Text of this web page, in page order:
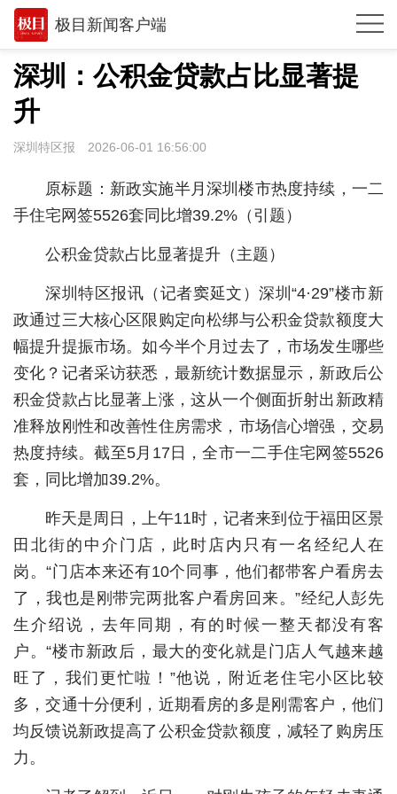
极目新闻客户端
推荐
观点
时政
武汉
世相
环球
专题
极客圈
经济
城建
科教
悠游
相亲
汽车
房产
消费
创意
文化
深圳：公积金贷款占比显著提
升
深圳特区报 2026-06-01 16:56:00
原标题：新政实施半月深圳楼市热度持续，一二
手住宅网签5526套同比增39.2%（引题）
公积金贷款占比显著提升（主题）
深圳特区报讯（记者窦延文）深圳“4·29”楼市新
政通过三大核心区限购定向松绑与公积金贷款额度大
幅提升提振市场。如今半个月过去了，市场发生哪些
变化？记者采访获悉，最新统计数据显示，新政后公
积金贷款占比显著上涨，这从一个侧面折射出新政精
准释放刚性和改善性住房需求，市场信心增强，交易
热度持续。截至5月17日，全市一二手住宅网签5526
套，同比增加39.2%。
昨天是周日，上午11时，记者来到位于福田区景
田北街的中介门店，此时店内只有一名经纪人在
岗。“门店本来还有10个同事，他们都带客户看房去
了，我也是刚带完两批客户看房回来。”经纪人彭先
生介绍说，去年同期，有的时候一整天都没有客
户。“楼市新政后，最大的变化就是门店人气越来越
旺了，我们更忙啦！”他说，附近老住宅小区比较
多，交通十分便利，近期看房的多是刚需客户，他们
均反馈说新政提高了公积金贷款额度，减轻了购房压
力。